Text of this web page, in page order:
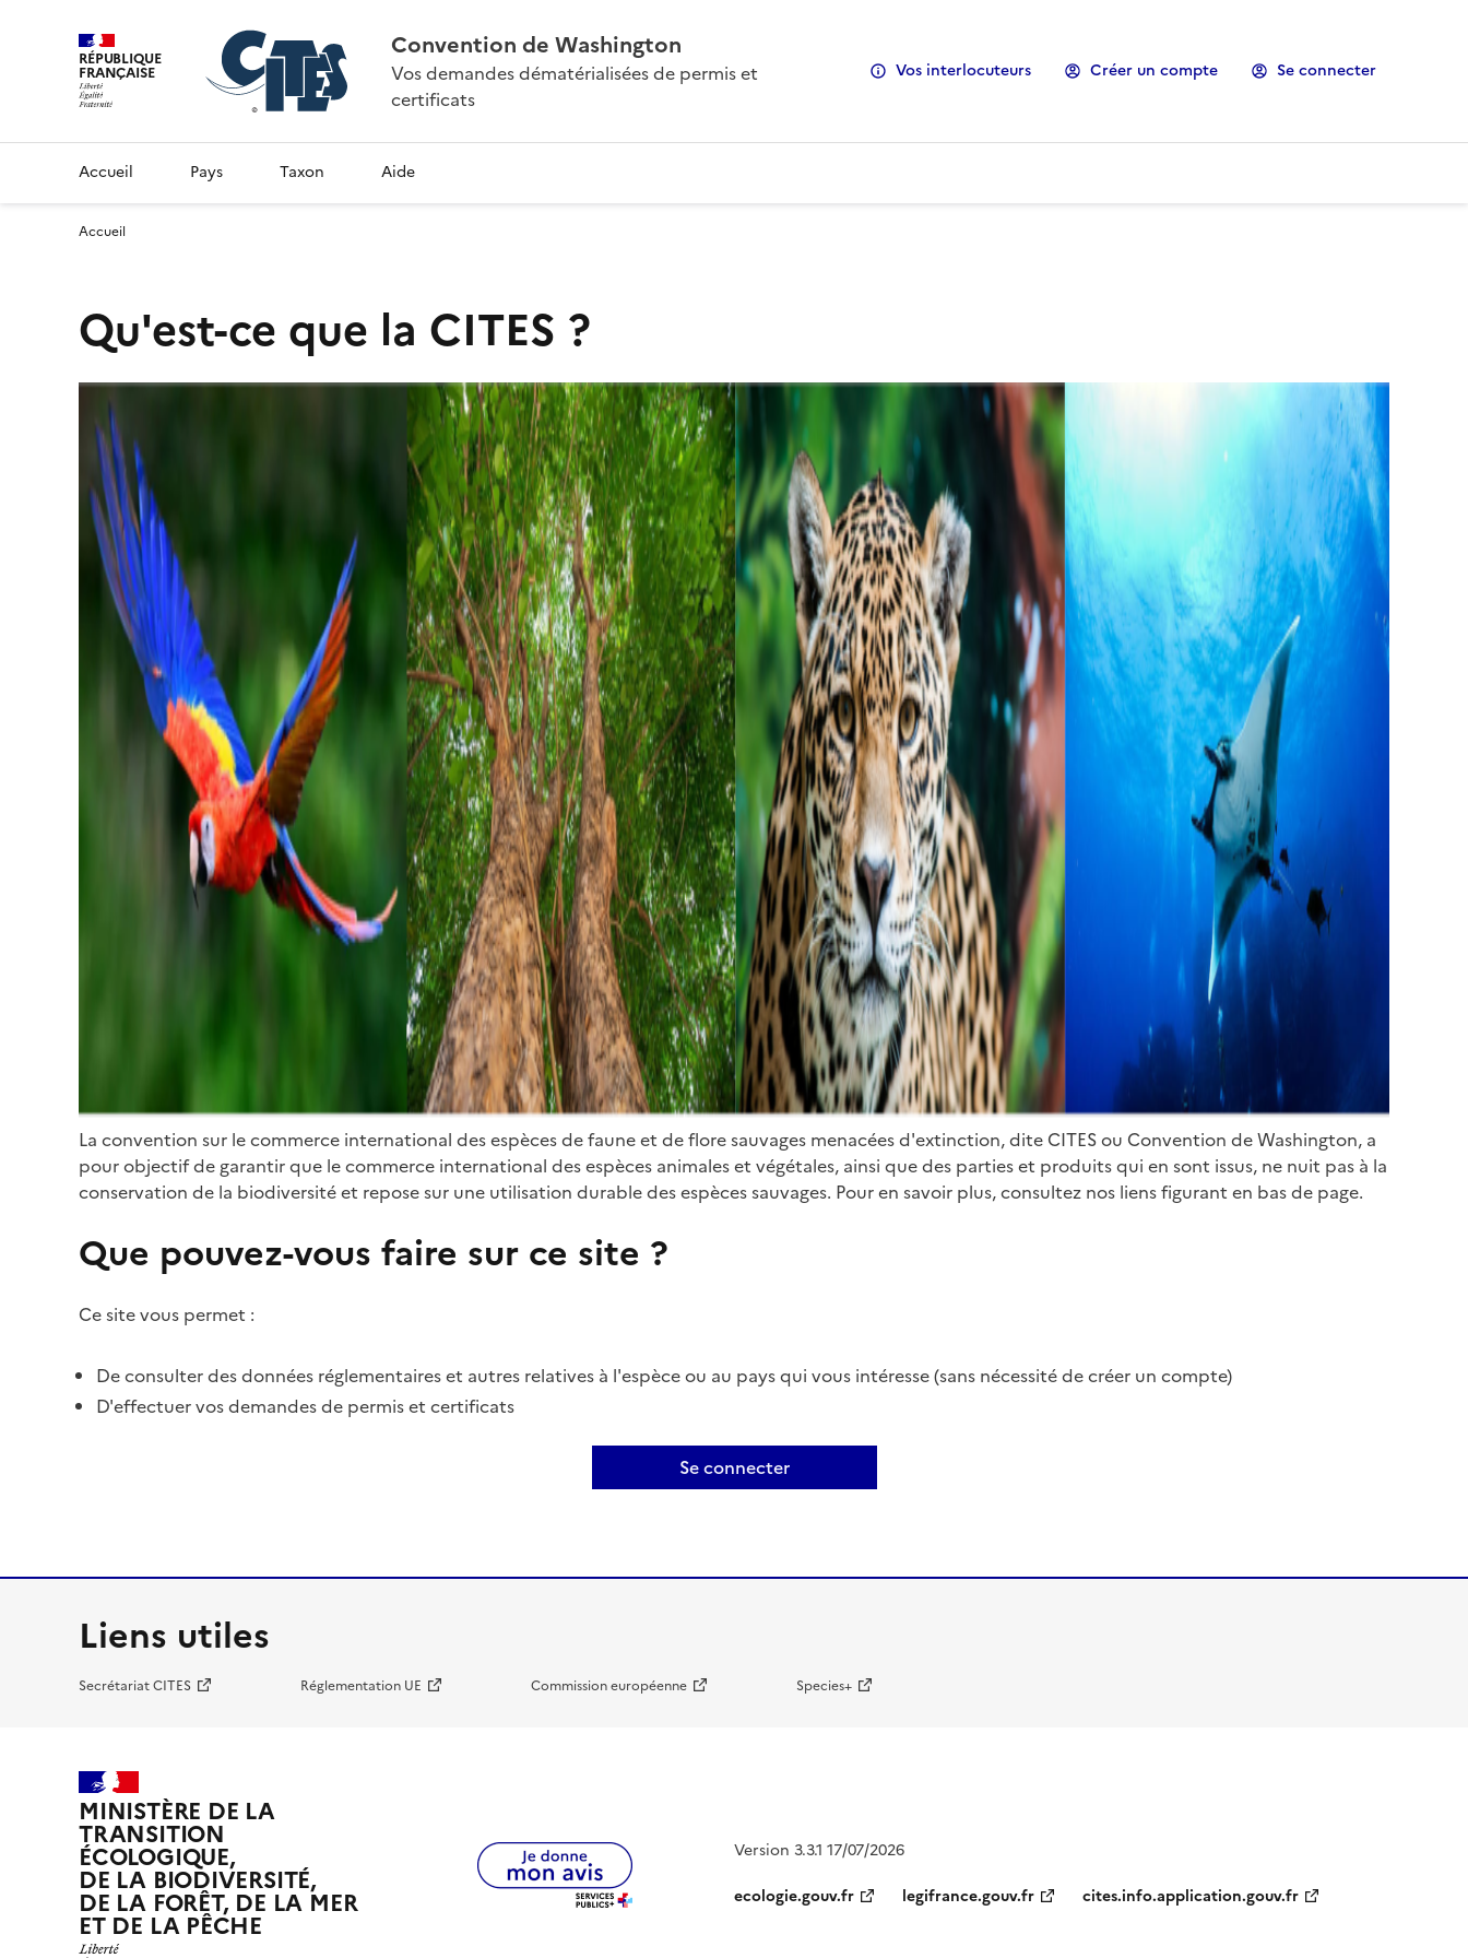
RÉPUBLIQUE
FRANÇAISE
Convention de Washington
Vos demandes dématérialisées de permis et
certificats
Vos interlocuteurs Créer un compte Se connecter
Accueil Pays Taxon Aide
Accueil
Qu'est-ce que la CITES ?
La convention sur le commerce international des espèces de faune et de flore sauvages menacées d'extinction, dite CITES ou Convention de Washington, a
pour objectif de garantir que le commerce international des espèces animales et végétales, ainsi que des parties et produits qui en sont issus, ne nuit pas à la
conservation de la biodiversité et repose sur une utilisation durable des espèces sauvages. Pour en savoir plus, consultez nos liens figurant en bas de page.
Que pouvez-vous faire sur ce site ?
Ce site vous permet :
De consulter des données réglementaires et autres relatives à l'espèce ou au pays qui vous intéresse (sans nécessité de créer un compte)
D'effectuer vos demandes de permis et certificats
Se connecter
Liens utiles
Secrétariat CITES Réglementation UE Commission européenne Species+
MINISTÈRE DE LA
TRANSITION
ÉCOLOGIQUE,
DE LA BIODIVERSITÉ,
DE LA FORÊT, DE LA MER
ET DE LA PÊCHE
Version 3.3.1 17/07/2026
ecologie.gouv.fr
legifrance.gouv.fr cites.info.application.gouv.fr